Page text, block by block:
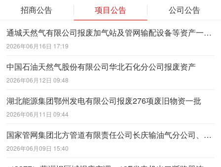
招商公告 项目公告
公司公告
通城天然气有限公司报废加气站及管网输配设备等资产一批 湖北能源集团汉江能源发展有限公司报废白水峪电站3号主变等共36项废旧固定资产一批
2026年06月16日 17:19
中国石油天然气股份有限公司华北石化分公司报废资产
2026年06月12日 09:48
湖北能源集团鄂州发电有限公司报废276项废旧物资一批
2026年06月11日 09:44
国家管⽹集团北⽅管道有限责任公司⻓庆输油⽓分公司、国家管⽹集团联合管道有限责任公司⻄⽓东输分公司银川管理处拟处置报废资产项⽬
2026年06月09日 15:40